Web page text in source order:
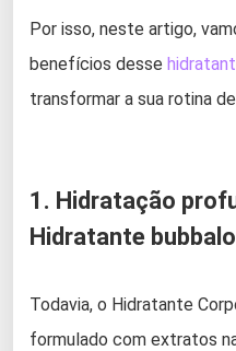
Por isso, neste artigo,
benefícios desse
transformar a sua rotina
1. Hidratação
Hidratante
Todavia, o Hidratante
formulado com extratos